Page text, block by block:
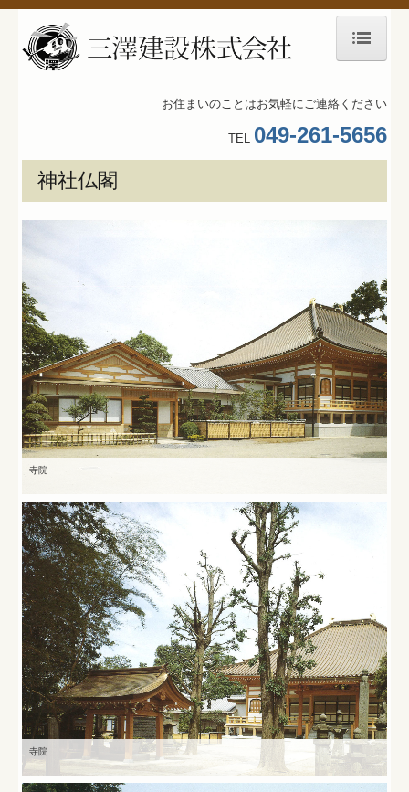
施工事例
賃貸マンション
神社仏閣
戸建住宅
LIXIL水廻りのご紹介
家づくりのステップ
土地活用のメリットと流れ
安心の保証制度
会社案内
お問合せ
プライバシーポリシー
お住まいのことはお気軽にご連絡ください
TEL 049-261-5656
神社仏閣
寺院
寺院